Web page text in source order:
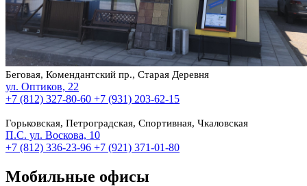
Беговая, Комендантский пр., Старая Деревня
ул. Оптиков, 22
+7 (812) 327-80-60 +7 (931) 203-62-15
Горьковская, Петроградская, Спортивная, Чкаловская
П.С. ул. Воскова, 10
+7 (812) 336-23-96 +7 (921) 371-01-80
Мобильные офисы